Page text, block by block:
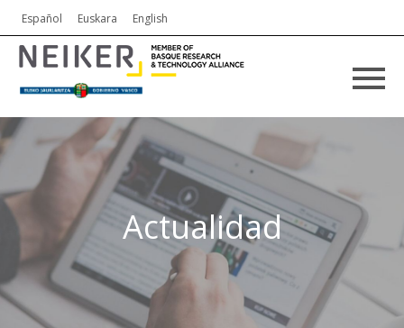
Español Euskara English
Actualidad